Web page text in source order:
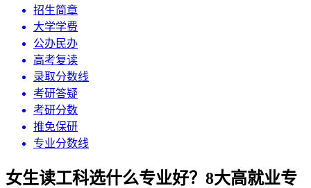
招生简章
大学学费
公办民办
高考复读
录取分数线
考研答疑
考研分数
推免保研
专业分数线
女生读工科选什么专业好？8大高就业专